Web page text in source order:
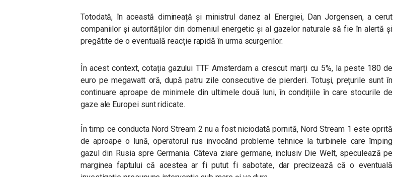
Totodată, în această dimineață și ministrul danez al Energiei, Dan Jorgensen, a cerut
companiilor și autorităților din domeniul energetic și al gazelor naturale să fie în alertă și
pregătite de o eventuală reacție rapidă în urma scurgerilor.
În acest context, cotația gazului TTF Amsterdam a crescut marți cu 5%, la peste 180 de
euro pe megawatt oră, după patru zile consecutive de pierderi. Totuși, prețurile sunt în
continuare aproape de minimele din ultimele două luni, în condițiile în care stocurile de
gaze ale Europei sunt ridicate.
În timp ce conducta Nord Stream 2 nu a fost niciodată pornită, Nord Stream 1 este oprită
de aproape o lună, operatorul rus invocând probleme tehnice la turbinele care împing
gazul din Rusia spre Germania. Câteva ziare germane, inclusiv Die Welt, speculează pe
marginea faptului că acestea ar fi putut fi sabotate, dar precizează că o eventuală